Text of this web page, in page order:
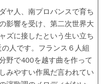
ヤ人、南プロバンスで育ち
影響を受け、第二次世界大
ズに接したという生い立ち
人です。フランス６人組
野で400を越す曲を作って
みやすい作風だ言われてい